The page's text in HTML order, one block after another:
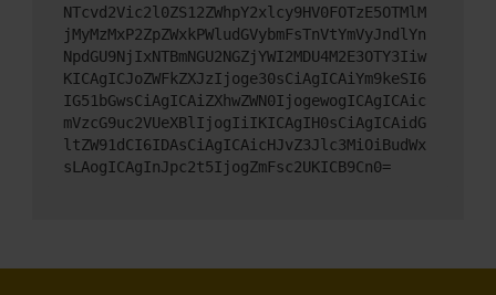
NTcvd2Vic2l0ZS12ZWhpY2xlcy9HV0FOTzE5OTMlM
jMyMzMxP2ZpZWxkPWludGVybmFsTnVtYmVyJndlYn
NpdGU9NjIxNTBmNGU2NGZjYWI2MDU4M2E3OTY3Iiw
KICAgICJoZWFkZXJzIjoge30sCiAgICAiYm9keSI6
IG51bGwsCiAgICAiZXhwZWN0IjogewogICAgICAic
mVzcG9uc2VUeXBlIjogIiIKICAgIH0sCiAgICAidG
ltZW91dCI6IDAsCiAgICAicHJvZ3Jlc3MiOiBudWx
sLAogICAgInJpc2t5IjogZmFsc2UKICB9Cn0=